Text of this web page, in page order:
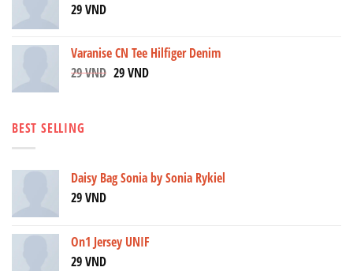
29VND
Varanise CN Tee Hilfiger Denim
29VND 29VND
BEST SELLING
Daisy Bag Sonia by Sonia Rykiel
29VND
On1 Jersey UNIF
29VND